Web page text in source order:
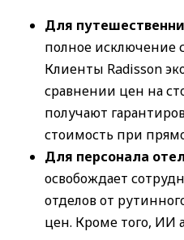
Для
полное исключение
Клиенты Radisson
сравнении цен на
получают
стоимость при
Для персонала
освобождает
отделов от
цен. Кроме того, ИИ